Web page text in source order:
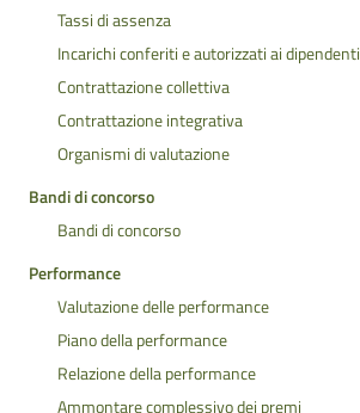
Tassi di assenza
Incarichi conferiti e autorizzati ai dipendenti
Contrattazione collettiva
Contrattazione integrativa
Organismi di valutazione
Bandi di concorso
Bandi di concorso
Performance
Valutazione delle performance
Piano della performance
Relazione della performance
Ammontare complessivo dei premi